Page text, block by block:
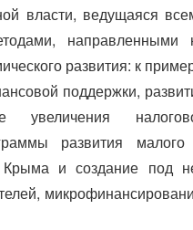
власти, ведущаяся
направленными
развития: к
поддержки,
увеличения
развития
Крыма и создание под